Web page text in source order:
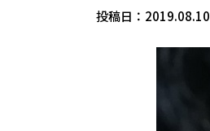
投稿日：2019.08.10